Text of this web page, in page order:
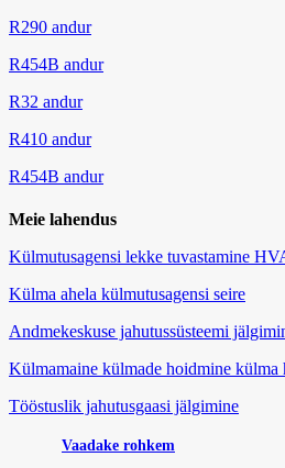
R290 andur
R454B andur
R32 andur
R410 andur
R454B andur
Meie lahendus
Külmutusagensi lekke tuvastamine
Külma ahela külmutusagensi seire
Andmekeskuse jahutussüsteemi
Külmamaine külmade hoidmine külma
Tööstuslik jahutusgaasi jälgimine
Vaadake rohkem